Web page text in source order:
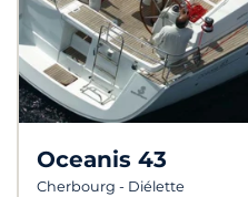
Oceanis 43
Cherbourg - Diélette